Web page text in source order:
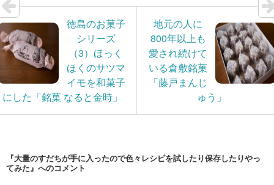
徳島のお菓子
シリーズ
（3）ほっく
ほくのサツマ
イモを和菓子
にした「銘菓 なると金時」
地元の人に
800年以上も
愛され続けて
いる倉敷銘菓
「藤戸まんじ
ゅう」
『大量のすだちが手に入ったので色々レシピを試したり保存したりやっ
てみた』へのコメント